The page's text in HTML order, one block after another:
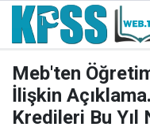
Meb'ten
İlişkin
Kredileri Bu Yıl